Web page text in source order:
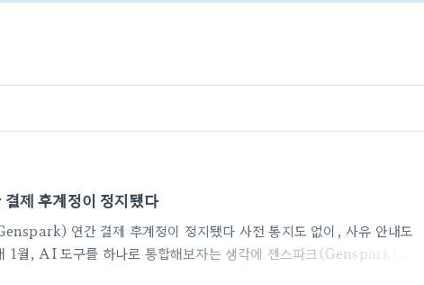
제 후계정이 정지됐다
연간 결제 후계정이 정지됐다 사전 통지도 없이, 사유 안내도
1월, AI 도구를 하나로 통합해보자는 생각에 젠스파크(Genspark) 연